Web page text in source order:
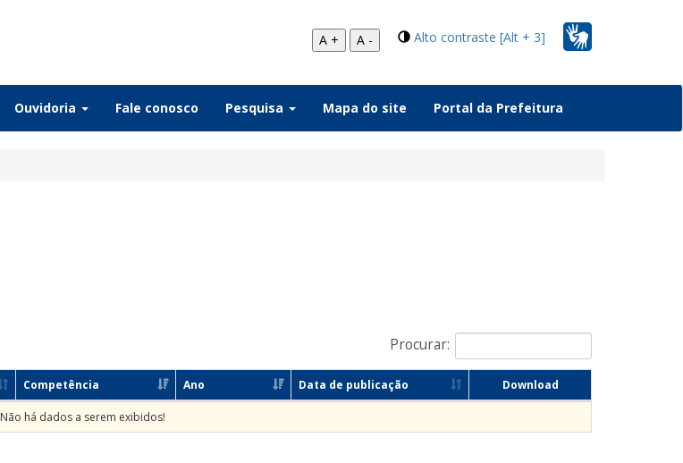
Alto contraste [Alt + 3]
A + A -
Ouvidoria Fale conosco Pesquisa Mapa do site Portal da Prefeitura
Procurar:
Competência Ano Data de publicação Download
Não há dados a serem exibidos!